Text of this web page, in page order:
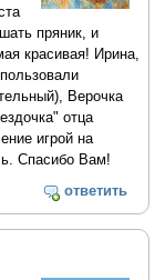
пряник, и
красивая! Ирина,
Верочка
отца
игрой на
Спасибо Вам!
ответить